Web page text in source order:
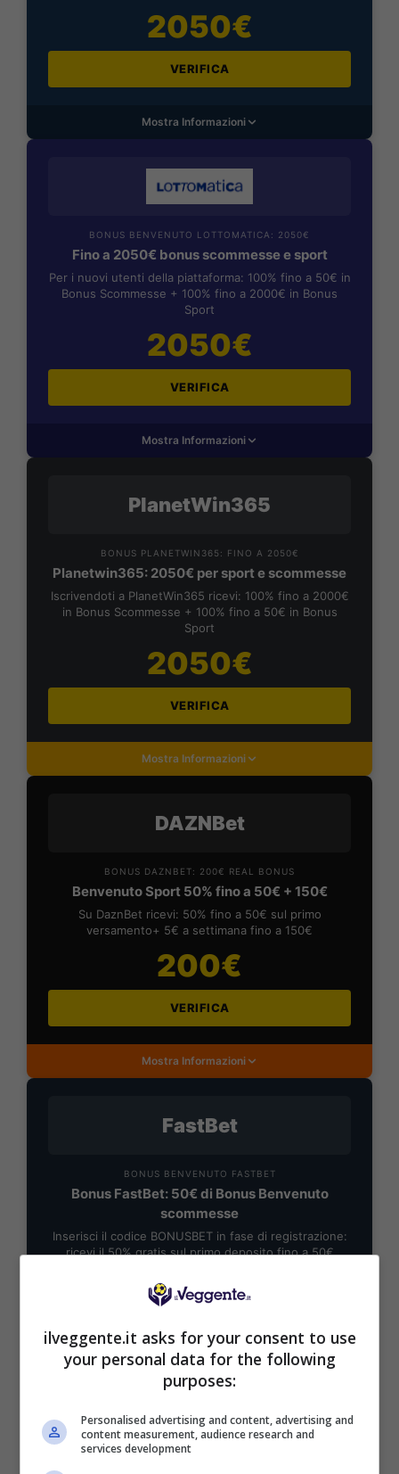
2050€
VERIFICA
Mostra Informazioni
BONUS BENVENUTO LOTTOMATICA: 2050€
Fino a 2050€ bonus scommesse e sport
Per i nuovi utenti della piattaforma: 100% fino a 50€ in
Bonus Scommesse + 100% fino a 2000€ in Bonus
Sport
2050€
VERIFICA
Mostra Informazioni
PlanetWin365
BONUS PLANETWIN365: FINO A 2050€
Planetwin365: 2050€ per sport e scommesse
Iscrivendoti a PlanetWin365 ricevi: 100% fino a 2000€
in Bonus Scommesse + 100% fino a 50€ in Bonus
Sport
2050€
VERIFICA
Mostra Informazioni
DAZNBet
BONUS DAZNBET: 200€ REAL BONUS
Benvenuto Sport 50% fino a 50€ + 150€
Su DaznBet ricevi: 50% fino a 50€ sul primo
versamento+ 5€ a settimana fino a 150€
200€
VERIFICA
Mostra Informazioni
FastBet
BONUS BENVENUTO FASTBET
Bonus FastBet: 50€ di Bonus Benvenuto
scommesse
Inserisci il codice BONUSBET in fase di registrazione:
ricevi il 50% gratis sul primo deposito fino a 50€
50€ di Bonus reale
VERIFICA
Mostra Informazioni
Il pronostico
ilveggente.it asks for your consent to use
your personal data for the following
purposes:
Personalised advertising and content, advertising and
content measurement, audience research and
services development